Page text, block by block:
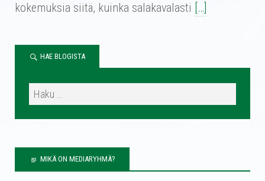
kokemuksia siitä, kuinka salakavalasti […]
HAE BLOGISTA
MIKÄ ON MEDIARYHMÄ?